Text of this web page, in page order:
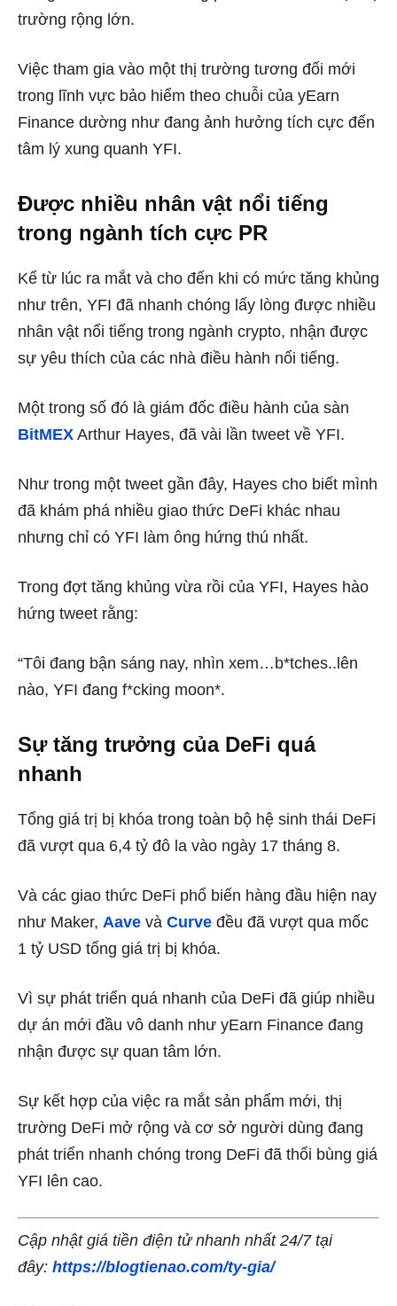
trường rộng lớn.
Việc tham gia vào một thị trường tương đối mới
trong lĩnh vực bảo hiểm theo chuỗi của yEarn
Finance dường như đang ảnh hưởng tích cực đến
tâm lý xung quanh YFI.
Được nhiều nhân vật nổi tiếng
trong ngành tích cực PR
Kể từ lúc ra mắt và cho đến khi có mức tăng khủng
như trên, YFI đã nhanh chóng lấy lòng được nhiều
nhân vật nổi tiếng trong ngành crypto, nhận được
sự yêu thích của các nhà điều hành nổi tiếng.
Một trong số đó là giám đốc điều hành của sàn
BitMEX Arthur Hayes, đã vài lần tweet về YFI.
Như trong một tweet gần đây, Hayes cho biết mình
đã khám phá nhiều giao thức DeFi khác nhau
nhưng chỉ có YFI làm ông hứng thú nhất.
Trong đợt tăng khủng vừa rồi của YFI, Hayes hào
hứng tweet rằng:
“Tôi đang bận sáng nay, nhìn xem…b*tches..lên
nào, YFI đang f*cking moon*.
Sự tăng trưởng của DeFi quá
nhanh
Tổng giá trị bị khóa trong toàn bộ hệ sinh thái DeFi
đã vượt qua 6,4 tỷ đô la vào ngày 17 tháng 8.
Và các giao thức DeFi phổ biến hàng đầu hiện nay
như Maker, Aave và Curve đều đã vượt qua mốc
1 tỷ USD tổng giá trị bị khóa.
Vì sự phát triển quá nhanh của DeFi đã giúp nhiều
dự án mới đầu vô danh như yEarn Finance đang
nhận được sự quan tâm lớn.
Sự kết hợp của việc ra mắt sản phẩm mới, thị
trường DeFi mở rộng và cơ sở người dùng đang
phát triển nhanh chóng trong DeFi đã thổi bùng giá
YFI lên cao.
Cập nhật giá tiền điện tử nhanh nhất 24/7 tại
đây: https://blogtienao.com/ty-gia/